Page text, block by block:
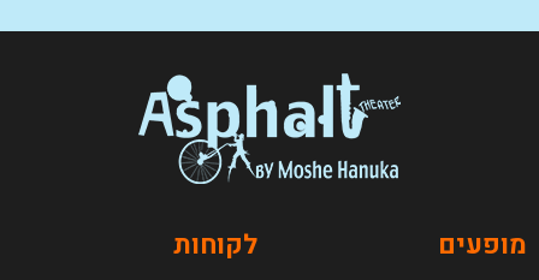
מופעים לקוחות